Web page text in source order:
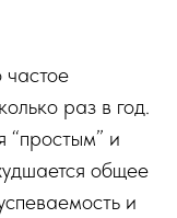
раз в год.
“простым” и
общее
и